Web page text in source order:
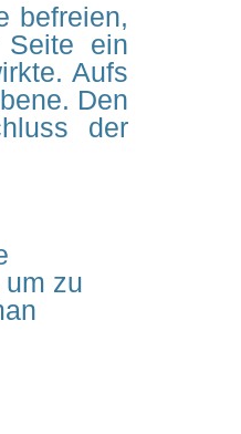
befreien,
Seite ein
Aufs
Den
der
zu